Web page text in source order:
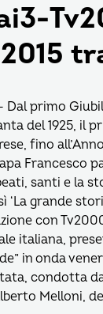
Dal primo
del 1925, il
fino
Francesco
santi e la
grande
con
italiana,
in onda
condotta
Melloni,